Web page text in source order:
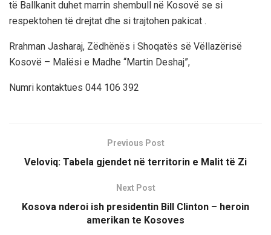
të Ballkanit duhet marrin shembull në Kosovë se si
respektohen të drejtat dhe si trajtohen pakicat .
Rrahman Jasharaj, Zëdhënës i Shoqatës së Vëllazërisë
Kosovë – Malësi e Madhe “Martin Deshaj”,
Numri kontaktues 044 106 392
Previous Post
Veloviq: Tabela gjendet në territorin e Malit të Zi
Next Post
Kosova nderoi ish presidentin Bill Clinton – heroin
amerikan te Kosoves